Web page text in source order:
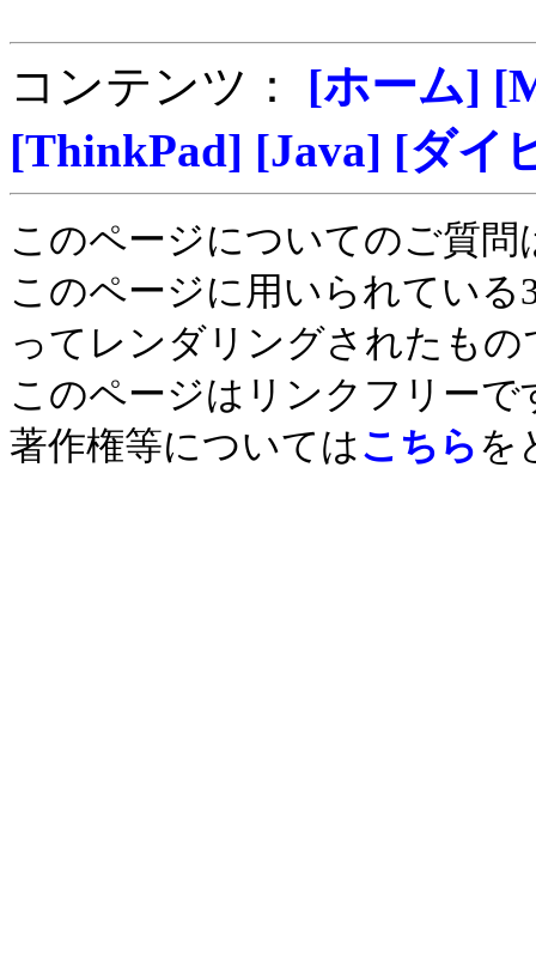
コンテンツ： [ホーム]
[ThinkPad] [Java] [ダイ
このページについてのご質問
このページに用いられてい
ってレンダリングされたもの
このページはリンクフリーで
著作権等については こちら を